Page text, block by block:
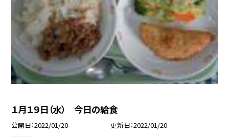
１月１９日（水） 今日の給食
公開日 2022/01/20 更新日 2022/01/20